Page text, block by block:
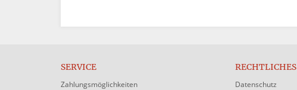
SERVICE
Zahlungsmöglichkeiten
RECHTLICHES
Datenschutz